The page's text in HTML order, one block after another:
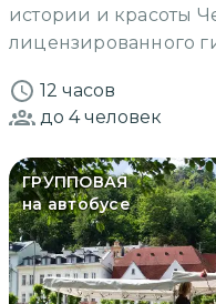
истории и красоты
лицензированного
12 часов
до 4человек
ГРУППОВАЯ
на автобусе